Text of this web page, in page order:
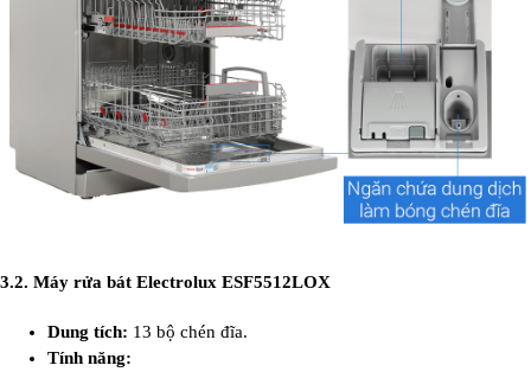
3.2. Máy rửa bát Electrolux ESF5512LOX
Dung tích: 13 bộ chén đĩa.
Tính năng: